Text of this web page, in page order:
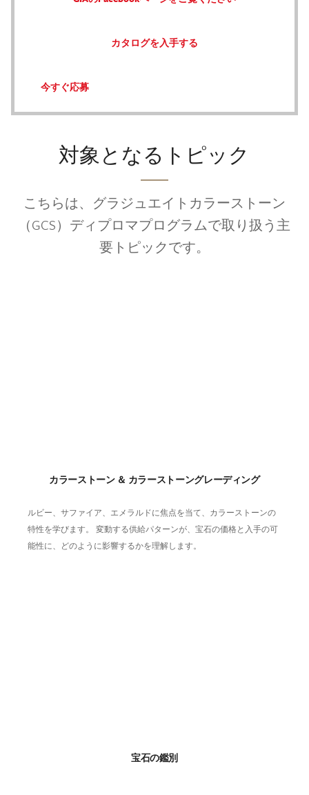
カタログを入手する
今すぐ応募
対象となるトピック
こちらは、グラジュエイトカラーストーン
（GCS）ディプロマプログラムで取り扱う主
要トピックです。
カラーストーン ＆ カラーストーングレーディング
ルビー、サファイア、エメラルドに焦点を当て、カラーストーンの
特性を学びます。 変動する供給パターンが、宝石の価格と入手の可
能性に、どのように影響するかを理解します。
宝石の鑑別